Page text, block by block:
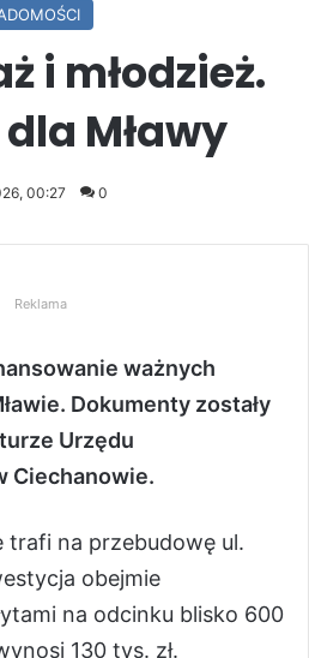
i młodzież.
Mławy
00:27 0
Reklama
ważnych
Dokumenty zostały
Urzędu
Ciechanowie.
trafi na przebudowę ul.
obejmie
na odcinku blisko 600
130 tys. zł.